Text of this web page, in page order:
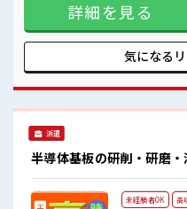
は不安だけど、 しっ
スキルUP・ステップ
仕事をご提案≫ 一人
事です！ ■職場の雰囲気 キバツ過ぎなければ髪色・髪型は自
由！ あなたの個性
詳細を見る
気になる
派遣
半導体基板の研削・研磨
未経験者OK 高